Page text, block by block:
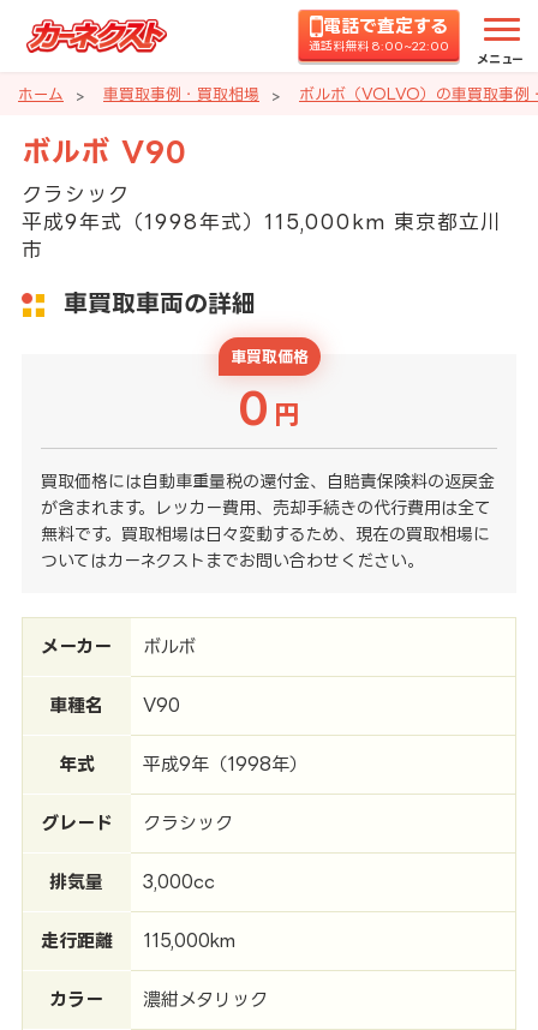
電話で査定する
通話料無料 8:00~22:00
メニュー
ホーム 車買取事例・買取相場 ボルボ（VOLVO）の車買取事例
ボルボ V90
クラシック
平成9年式（1998年式）115,000km 東京都立川
市
車買取車両の詳細
車買取価格
0 円
買取価格には自動車重量税の還付金、自賠責保険料の返戻金
が含まれます。レッカー費用、売却手続きの代行費用は全て
無料です。買取相場は日々変動するため、現在の買取相場に
ついてはカーネクストまでお問い合わせください。
メーカー ボルボ
車種名 V90
年式 平成9年（1998年）
グレード クラシック
排気量 3,000cc
走行距離 115,000km
カラー 濃紺メタリック